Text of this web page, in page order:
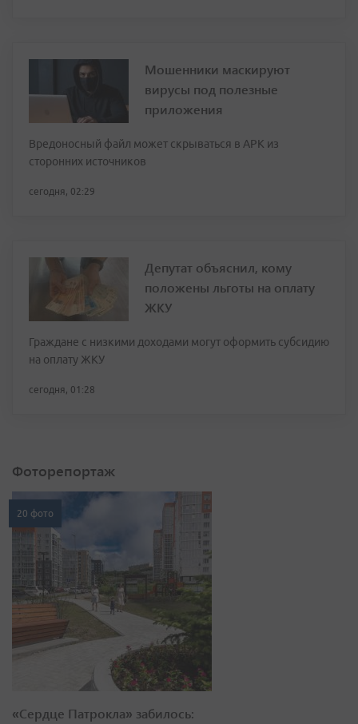
Мошенники маскируют
вирусы под полезные
приложения
Вредоносный файл может скрываться в APK из
сторонних источников
сегодня, 02:29
Депутат объяснил, кому
положены льготы на оплату
ЖКУ
Граждане с низкими доходами могут оформить субсидию
на оплату ЖКУ
сегодня, 01:28
Фоторепортаж
20 фото
«Сердце Патрокла» забилось: